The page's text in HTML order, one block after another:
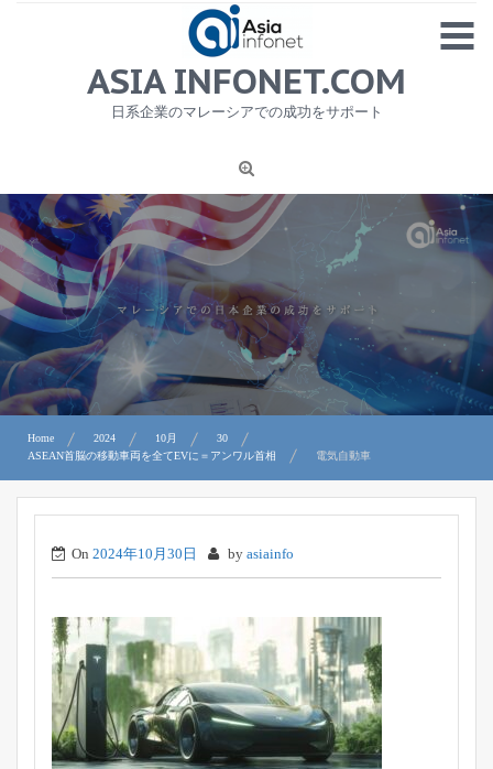
MENU
1
ニュース
労務サービス
プライバシーポリシー及び著作権について
お問合せ
ASIA INFONET.COM
日系企業のマレーシアでの成功をサポート
Home 2024 10月
30
ASEAN首脳の移動車両を全てEVに＝アンワル首相
電気自動車
On 2024年10月30日 by asiainfo